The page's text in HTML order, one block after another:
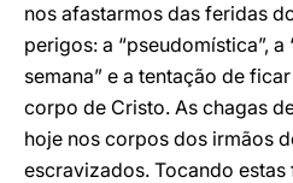
nos afastarmos das feridas
perigos: a “pseudomística”,
semana” e a tentação de
corpo de Cristo. As chagas
hoje nos corpos dos irmãos
escravizados. Tocando